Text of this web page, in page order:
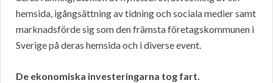
hemsida, igångsättning av tidning och sociala medier samt
marknadsförde sig som den främsta företagskommunen i
Sverige på deras hemsida och i diverse event.
De ekonomiska investeringarna tog fart.